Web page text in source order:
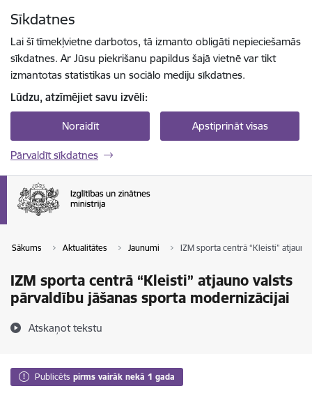
Sīkdatnes
Lai šī tīmekļvietne darbotos, tā izmanto obligāti nepieciešamās
sīkdatnes. Ar Jūsu piekrišanu papildus šajā vietnē var tikt
izmantotas statistikas un sociālo mediju sīkdatnes.
Lūdzu, atzīmējiet savu izvēli:
Noraidīt Apstiprināt visas
Pārvaldīt sīkdatnes
Sākums Aktualitātes Jaunumi IZM sporta centrā “Kleisti”
IZM sporta centrā “Kleisti” atjauno valsts
pārvaldību jāšanas sporta modernizācijai
Atskaņot tekstu
Publicēts pirms vairāk nekā 1 gada